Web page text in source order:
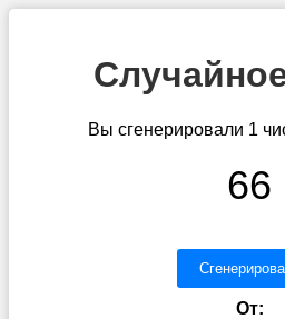
Вы сгенерировали 1
66
От: